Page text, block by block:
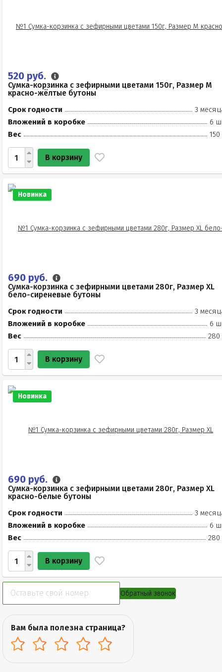
520 руб.
Сумка-корзинка с зефирными цветами 150г, Размер М
красно-жёлтые бутоны
Срок годности
3
Вложений в коробке
6
Вес
150
В корзину
Новинка
690 руб.
Сумка-корзинка с зефирными цветами 280г, Размер XL
бело-сиреневые бутоны
Срок годности
3
Вложений в коробке
6
Вес
280
В корзину
Новинка
690 руб.
Сумка-корзинка с зефирными цветами 280г, Размер XL
красно-белые бутоны
Срок годности
3
Вложений в коробке
6
Вес
280
В корзину
Обратный звонок
Вам была полезна страница?